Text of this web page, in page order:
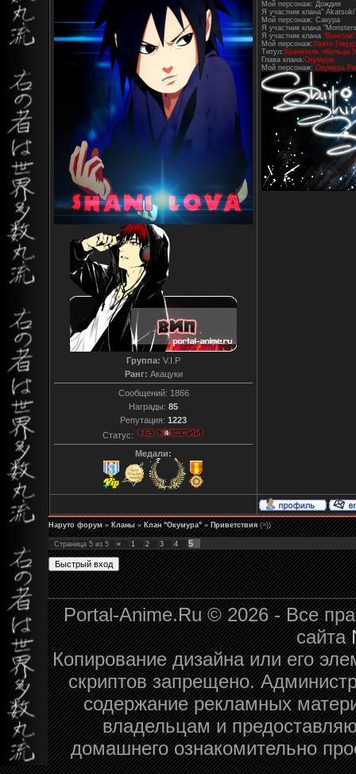
Группа: V.I.P
Ранг: Акацуки
Сообщений: 1866
Награды: 85
Репутация: 1223
Статус:
Медали:
Мой персонаж: Дождия
Я участник клана" Akatsuki"
Мой персонаж: Сакура
Я участник клана
Я участник клана "Вонгола"
Мой персонаж:Хаято
Титул:Хранитель «Кольца
Глава клана:Окумура
Мой персонаж: Окумура
Наруто форум » Кланы » Клан "Окумура" » Приветствия (=))
Страница 5 из 5 « 1 2 3 4 5
Portal-Anime.Ru © 2026 - Все
сайта
Копирование дизайна или его
скриптов запрещено.
содержание рекламных
владельцам и
домашнего ознакомительно